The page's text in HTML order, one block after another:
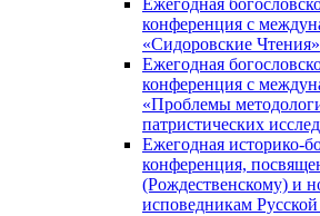
конференция с
«Сидоровские Чтения»
Ежегодная
конференция с
«Проблемы
патристических
Ежегодная историко-
конференция,
(Рождественскому) и
исповедникам